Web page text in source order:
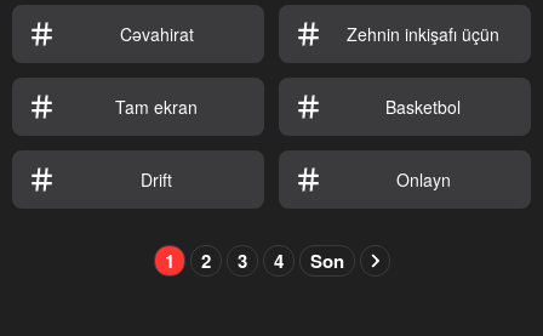
Cəvahirat Zehnin inkişafı üçün
Tam ekran Basketbol
Drift Onlayn
1 2 3 4 Son